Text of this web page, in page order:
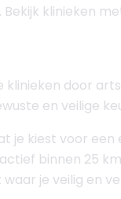
klinieken
klinieken door
en veilige
je kiest voor
binnen 25
je veilig en